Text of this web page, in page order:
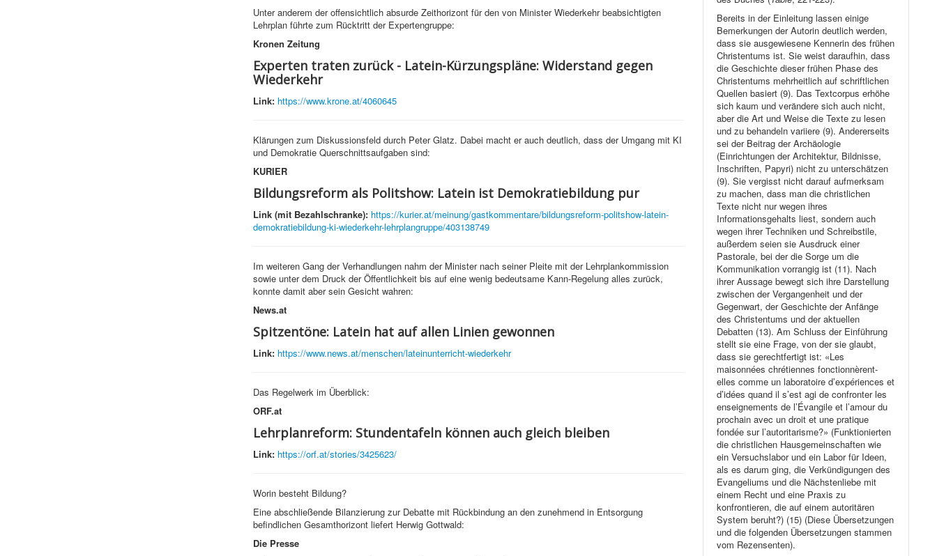
Unter anderem der offensichtlich absurde Zeithorizont für den von Minister Wiederkehr beabsichtigten
Lehrplan führte zum Rücktritt der Expertengruppe:
Kronen Zeitung
Experten traten zurück - Latein-Kürzungspläne: Widerstand gegen
Wiederkehr
Link: https://www.krone.at/4060645
Klärungen zum Diskussionsfeld durch Peter Glatz. Dabei macht er auch deutlich, dass der Umgang mit KI
und Demokratie Querschnittsaufgaben sind:
KURIER
Bildungsreform als Politshow: Latein ist Demokratiebildung pur
Link (mit Bezahlschranke): https://kurier.at/meinung/gastkommentare/bildungsreform-politshow-latein-
demokratiebildung-ki-wiederkehr-lehrplangruppe/403138749
Im weiteren Gang der Verhandlungen nahm der Minister nach seiner Pleite mit der Lehrplankommission
sowie unter dem Druck der Öffentlichkeit bis auf eine wenig bedeutsame Kann-Regelung alles zurück,
konnte damit aber sein Gesicht wahren:
News.at
Spitzentöne: Latein hat auf allen Linien gewonnen
Link: https://www.news.at/menschen/lateinunterricht-wiederkehr
Das Regelwerk im Überblick:
ORF.at
Lehrplanreform: Stundentafeln können auch gleich bleiben
Link: https://orf.at/stories/3425623/
Worin besteht Bildung?
Eine abschließende Bilanzierung zur Debatte mit Rückbindung an den zunehmend in Entsorgung
befindlichen Gesamthorizont liefert Herwig Gottwald:
Die Presse
Bereits in der Einleitung lassen einige
Bemerkungen der Autorin deutlich werden,
dass sie ausgewiesene Kennerin des frühen
Christentums ist. Sie weist daraufhin, dass
die Geschichte dieser frühen Phase des
Christentums mehrheitlich auf schriftlichen
Quellen basiert (9). Das Textcorpus erhöhe
sich kaum und verändere sich auch nicht,
aber die Art und Weise die Texte zu lesen
und zu behandeln variiere (9). Andererseits
sei der Beitrag der Archäologie
(Einrichtungen der Architektur, Bildnisse,
Inschriften, Papyri) nicht zu unterschätzen
(9). Sie vergisst nicht darauf aufmerksam
zu machen, dass man die christlichen
Texte nicht nur wegen ihres
Informationsgehalts liest, sondern auch
wegen ihrer Techniken und Schreibstile,
außerdem seien sie Ausdruck einer
Pastorale, bei der die Sorge um die
Kommunikation vorrangig ist (11). Nach
ihrer Aussage bewegt sich ihre Darstellung
zwischen der Vergangenheit und der
Gegenwart, der Geschichte der Anfänge
des Christentums und der aktuellen
Debatten (13). Am Schluss der Einführung
stellt sie eine Frage, von der sie glaubt,
dass sie gerechtfertigt ist: «Les
maisonnées chrétiennes fonctionnèrent-
elles comme un laboratoire d’expériences et
d’idées quand il s’est agi de confronter les
enseignements de l’Évangile et l’amour du
prochain avec un droit et une pratique
fondée sur l’autoritarisme?» (Funktionierten
die christlichen Hausgemeinschaften wie
ein Versuchslabor und ein Labor für Ideen,
als es darum ging, die Verkündigungen des
Evangeliums und die Nächstenliebe mit
einem Recht und eine Praxis zu
konfrontieren, die auf einem autoritären
System beruht?) (15) (Diese Übersetzungen
und die folgenden Übersetzungen stammen
vom Rezensenten).